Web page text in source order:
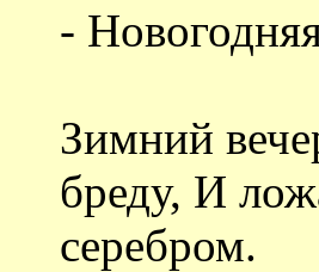
-
Зимний
бреду, И
серебром.